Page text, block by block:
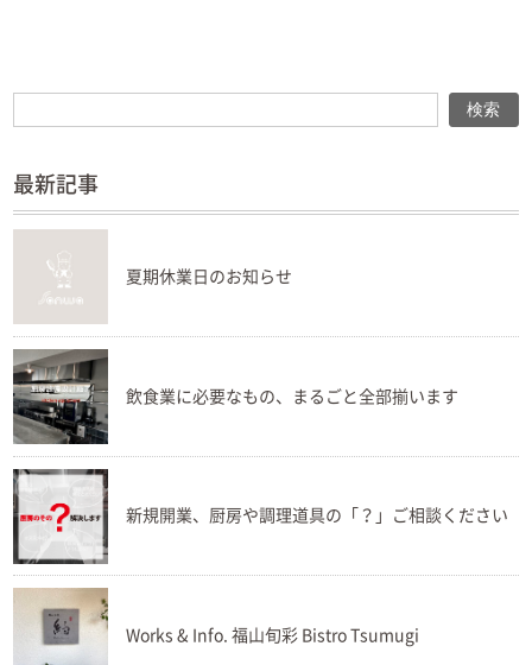
検索
最新記事
夏期休業日のお知らせ
飲食業に必要なもの、まるごと全部揃います
新規開業、厨房や調理道具の「？」ご相談ください
Works & Info. 福山旬彩 Bistro Tsumugi